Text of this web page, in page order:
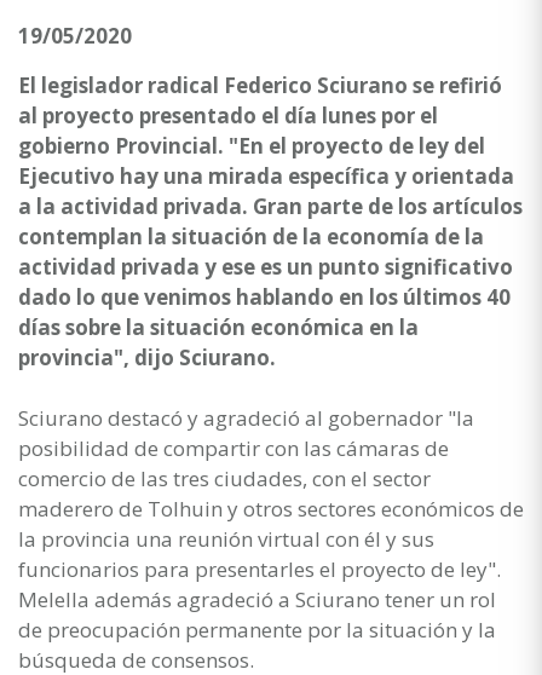
19/05/2020
El legislador radical Federico Sciurano se refirió
al proyecto presentado el día lunes por el
gobierno Provincial. "En el proyecto de ley del
Ejecutivo hay una mirada específica y orientada
a la actividad privada. Gran parte de los artículos
contemplan la situación de la economía de la
actividad privada y ese es un punto significativo
dado lo que venimos hablando en los últimos 40
días sobre la situación económica en la
provincia", dijo Sciurano.
Sciurano destacó y agradeció al gobernador "la
posibilidad de compartir con las cámaras de
comercio de las tres ciudades, con el sector
maderero de Tolhuin y otros sectores económicos de
la provincia una reunión virtual con él y sus
funcionarios para presentarles el proyecto de ley".
Melella además agradeció a Sciurano tener un rol
de preocupación permanente por la situación y la
búsqueda de consensos.